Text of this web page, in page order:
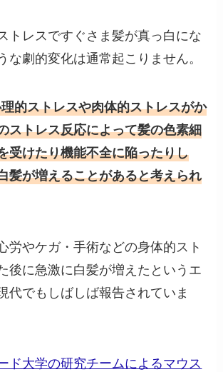
トレスですぐさま髪が真っ白にな
な劇的変化は通常起こりません。
的ストレスや肉体的ストレスがか
ストレス反応によって髪の色素細
受けたり機能不全に陥ったりし
髪が増えることがあると考えられ
労やケガ・手術などの身体的スト
後に急激に白髪が増えたというエ
代でもしばしば報告されていま
ド大学の研究チームによるマウス